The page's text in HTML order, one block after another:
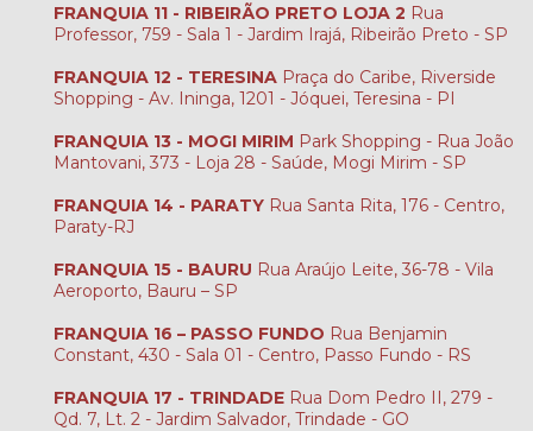
FRANQUIA 11 - RIBEIRÃO PRETO LOJA 2 Rua
Professor, 759 - Sala 1 - Jardim Irajá, Ribeirão Preto - SP
FRANQUIA 12 - TERESINA Praça do Caribe, Riverside
Shopping - Av. Ininga, 1201 - Jóquei, Teresina - PI
FRANQUIA 13 - MOGI MIRIM Park Shopping - Rua João
Mantovani, 373 - Loja 28 - Saúde, Mogi Mirim - SP
FRANQUIA 14 - PARATY Rua Santa Rita, 176 - Centro,
Paraty-RJ
FRANQUIA 15 - BAURU Rua Araújo Leite, 36-78 - Vila
Aeroporto, Bauru – SP
FRANQUIA 16 – PASSO FUNDO Rua Benjamin
Constant, 430 - Sala 01 - Centro, Passo Fundo - RS
FRANQUIA 17 - TRINDADE Rua Dom Pedro II, 279 -
Qd. 7, Lt. 2 - Jardim Salvador, Trindade - GO